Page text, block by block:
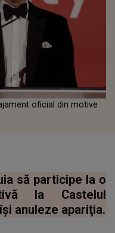
oficial din motive
să participe la o
la Castelul
anuleze apariţia.